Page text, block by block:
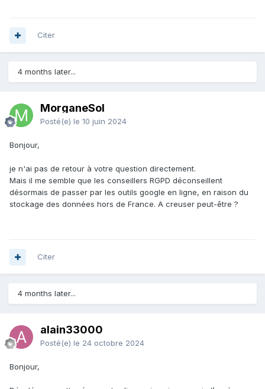
Citer
4 months later...
MorganeSol
Posté(e) le 10 juin 2024
Bonjour,
je n'ai pas de retour à votre question directement.
Mais il me semble que les conseillers RGPD déconseillent
désormais de passer par les outils google en ligne, en raison du
stockage des données hors de France. A creuser peut-être ?
Citer
4 months later...
alain33000
Posté(e) le 24 octobre 2024
Bonjour,